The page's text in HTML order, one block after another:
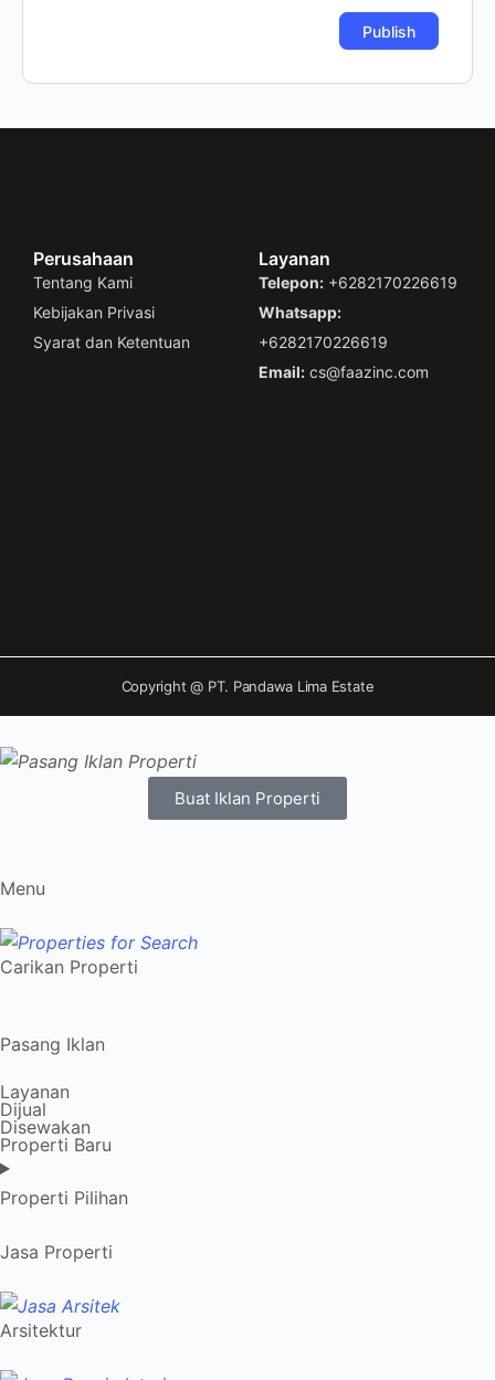
Perusahaan
Tentang Kami
Kebijakan Privasi
Syarat dan Ketentuan
Layanan
Telepon: +6282170226619
Whatsapp:
+6282170226619
Email: cs@faazinc.com
Copyright @ PT. Pandawa Lima Estate
Buat Iklan Properti
Menu
Carikan Properti
Pasang Iklan
Layanan
Dijual
Disewakan
Properti Baru
Properti Pilihan
Jasa Properti
Arsitektur